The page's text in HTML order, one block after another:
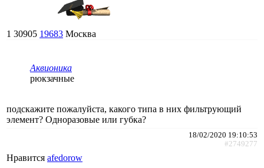
1 30905 19683 Москва
Аквионика
рюкзачные
подскажите пожалуйста, какого типа в них фильтрующий
элемент? Одноразовые или губка?
18/02/2020 19:10:53
#2749277
Нравится afedorow